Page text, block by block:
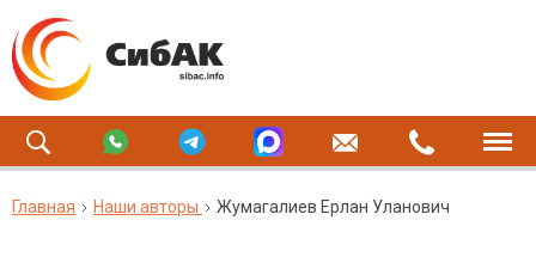
Главная Наши авторы Жумагалиев Ерлан Уланович